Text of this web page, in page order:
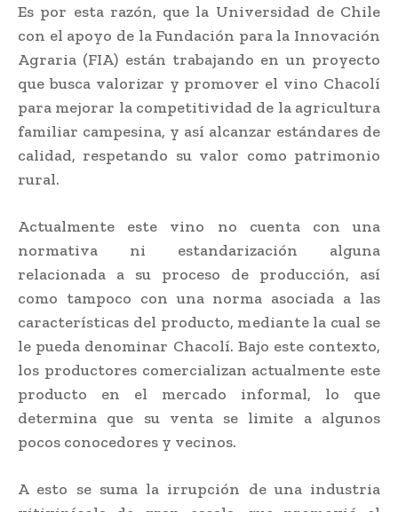
Es por esta razón, que la Universidad de Chile
con el apoyo de la Fundación para la Innovación
Agraria (FIA) están trabajando en un proyecto
que busca valorizar y promover el vino Chacolí
para mejorar la competitividad de la agricultura
familiar campesina, y así alcanzar estándares de
calidad, respetando su valor como patrimonio
rural.
Actualmente este vino no cuenta con una
normativa ni estandarización alguna
relacionada a su proceso de producción, así
como tampoco con una norma asociada a las
características del producto, mediante la cual se
le pueda denominar Chacolí. Bajo este contexto,
los productores comercializan actualmente este
producto en el mercado informal, lo que
determina que su venta se limite a algunos
pocos conocedores y vecinos.
A esto se suma la irrupción de una industria